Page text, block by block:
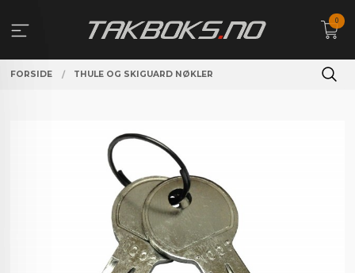
innholdet
0
FORSIDE THULE OG SKIGUARD NØKLER